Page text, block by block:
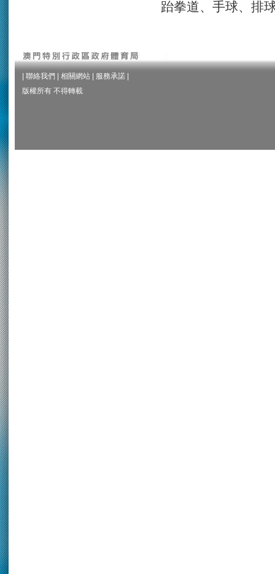
跆拳道、手球、排
聯絡我們 相關網站 服務承諾
版權所有 不得轉載